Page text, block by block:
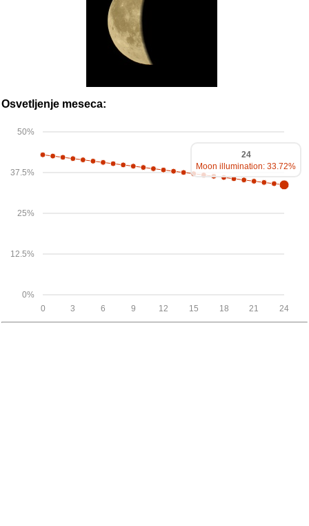
Osvetljenje meseca:
0%
12.5%
25%
37.5%
50%
24
21
18
15
12
9
6
3
0
24
Moon illumination: 33.72%